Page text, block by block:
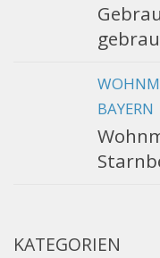
BAYERN
KATEGORIEN